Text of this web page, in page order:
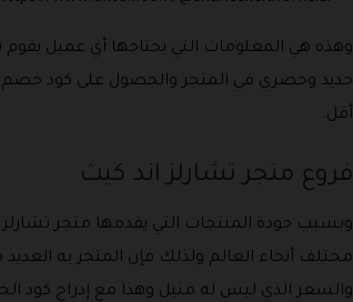
وهذه هي المعلومات التي يحتاجها أي عميل
أقل.
فروع متجر تشارلز اند كيث
مختلف أنحاء العالم ولذلك فإن المتجر به
والسعر الذي ليس له مثيل وهذا مع إدراج كود